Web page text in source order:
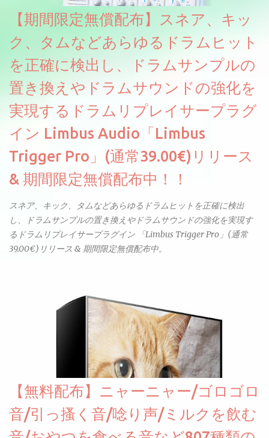
複数のベロシティレイヤーにわたって録音し、各レイヤーを整形
することで、弱く演奏した場合と強く演奏した場合で、全く異な
る音色が得られます。単に音量を変えただけの同じ音ではありま
せん。
【期間限定無償配布】スネア、キッ
ク、タムなどあらゆるドラムヒット
を正確に検出し、ドラムサンプルの
置き換えやドラムサウンドの強化を
実現するドラムリプレイサープラグ
イン Limbus Audio「Limbus
Trigger Pro」(通常39.00€)リリース
& 期間限定無償配布中！！
スネア、キック、タムなどあらゆるドラムヒットを正確に検出
し、ドラムサンプルの置き換えやドラムサウンドの強化を実現す
るドラムリプレイサープラグイン 「Limbus Trigger Pro」(通常
39.00€)リリース & 期間限定無償配布中。
【無料配布】ニャーニャー/ゴロゴロ
音/引っ搔く音/唸り声/ミルクを飲む